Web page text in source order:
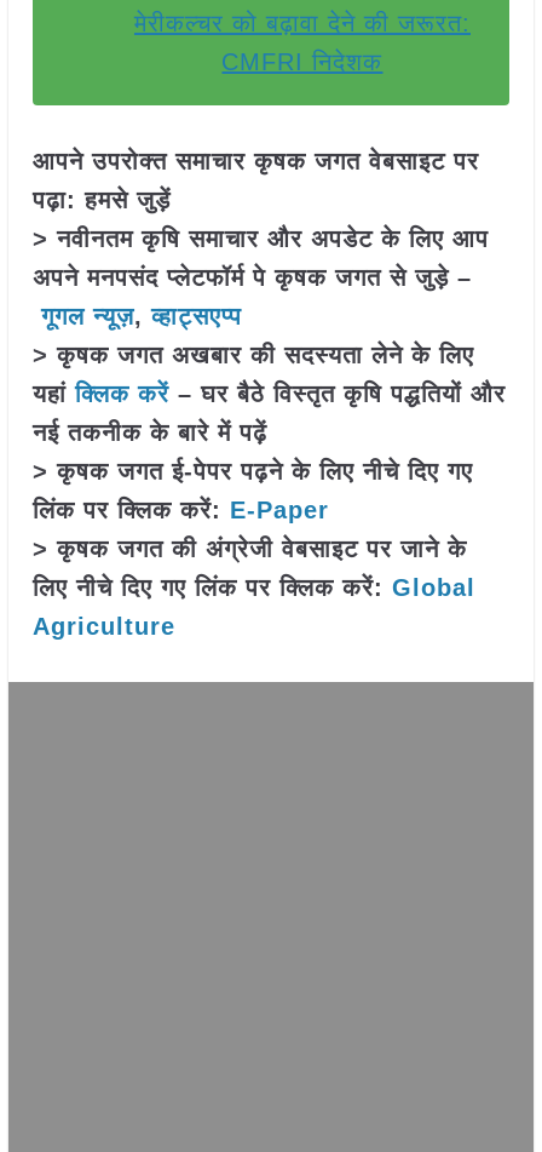
मेरीकल्चर को बढ़ावा देने की जरूरत:
CMFRI निदेशक
आपने उपरोक्त समाचार कृषक जगत वेबसाइट पर
पढ़ा: हमसे जुड़ें
> नवीनतम कृषि समाचार और अपडेट के लिए आप
अपने मनपसंद प्लेटफॉर्म पे कृषक जगत से जुड़े –
गूगल न्यूज़,व्हाट्सएप्प
> कृषक जगत अखबार की सदस्यता लेने के लिए
यहांक्लिक करें– घर बैठे विस्तृत कृषि पद्धतियों और
नई तकनीक के बारे में पढ़ें
> कृषक जगत ई-पेपर पढ़ने के लिए नीचे दिए गए
लिंक पर क्लिक करें: E-Paper
> कृषक जगत की अंग्रेजी वेबसाइट पर जाने के
लिए नीचे दिए गए लिंक पर क्लिक करें: Global
Agriculture